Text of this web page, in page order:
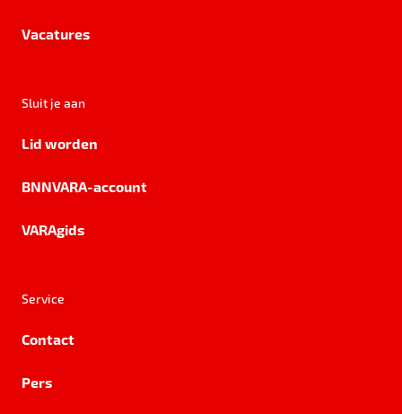
Vacatures
Sluit je aan
Lid worden
BNNVARA-account
VARAgids
Service
Contact
Pers